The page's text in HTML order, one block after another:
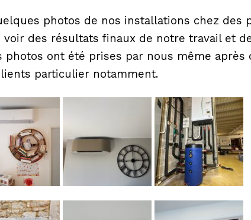
photos de nos installations chez des
voir des résultats finaux de notre travail et
photos ont été prises par nous même après
particulier notamment.